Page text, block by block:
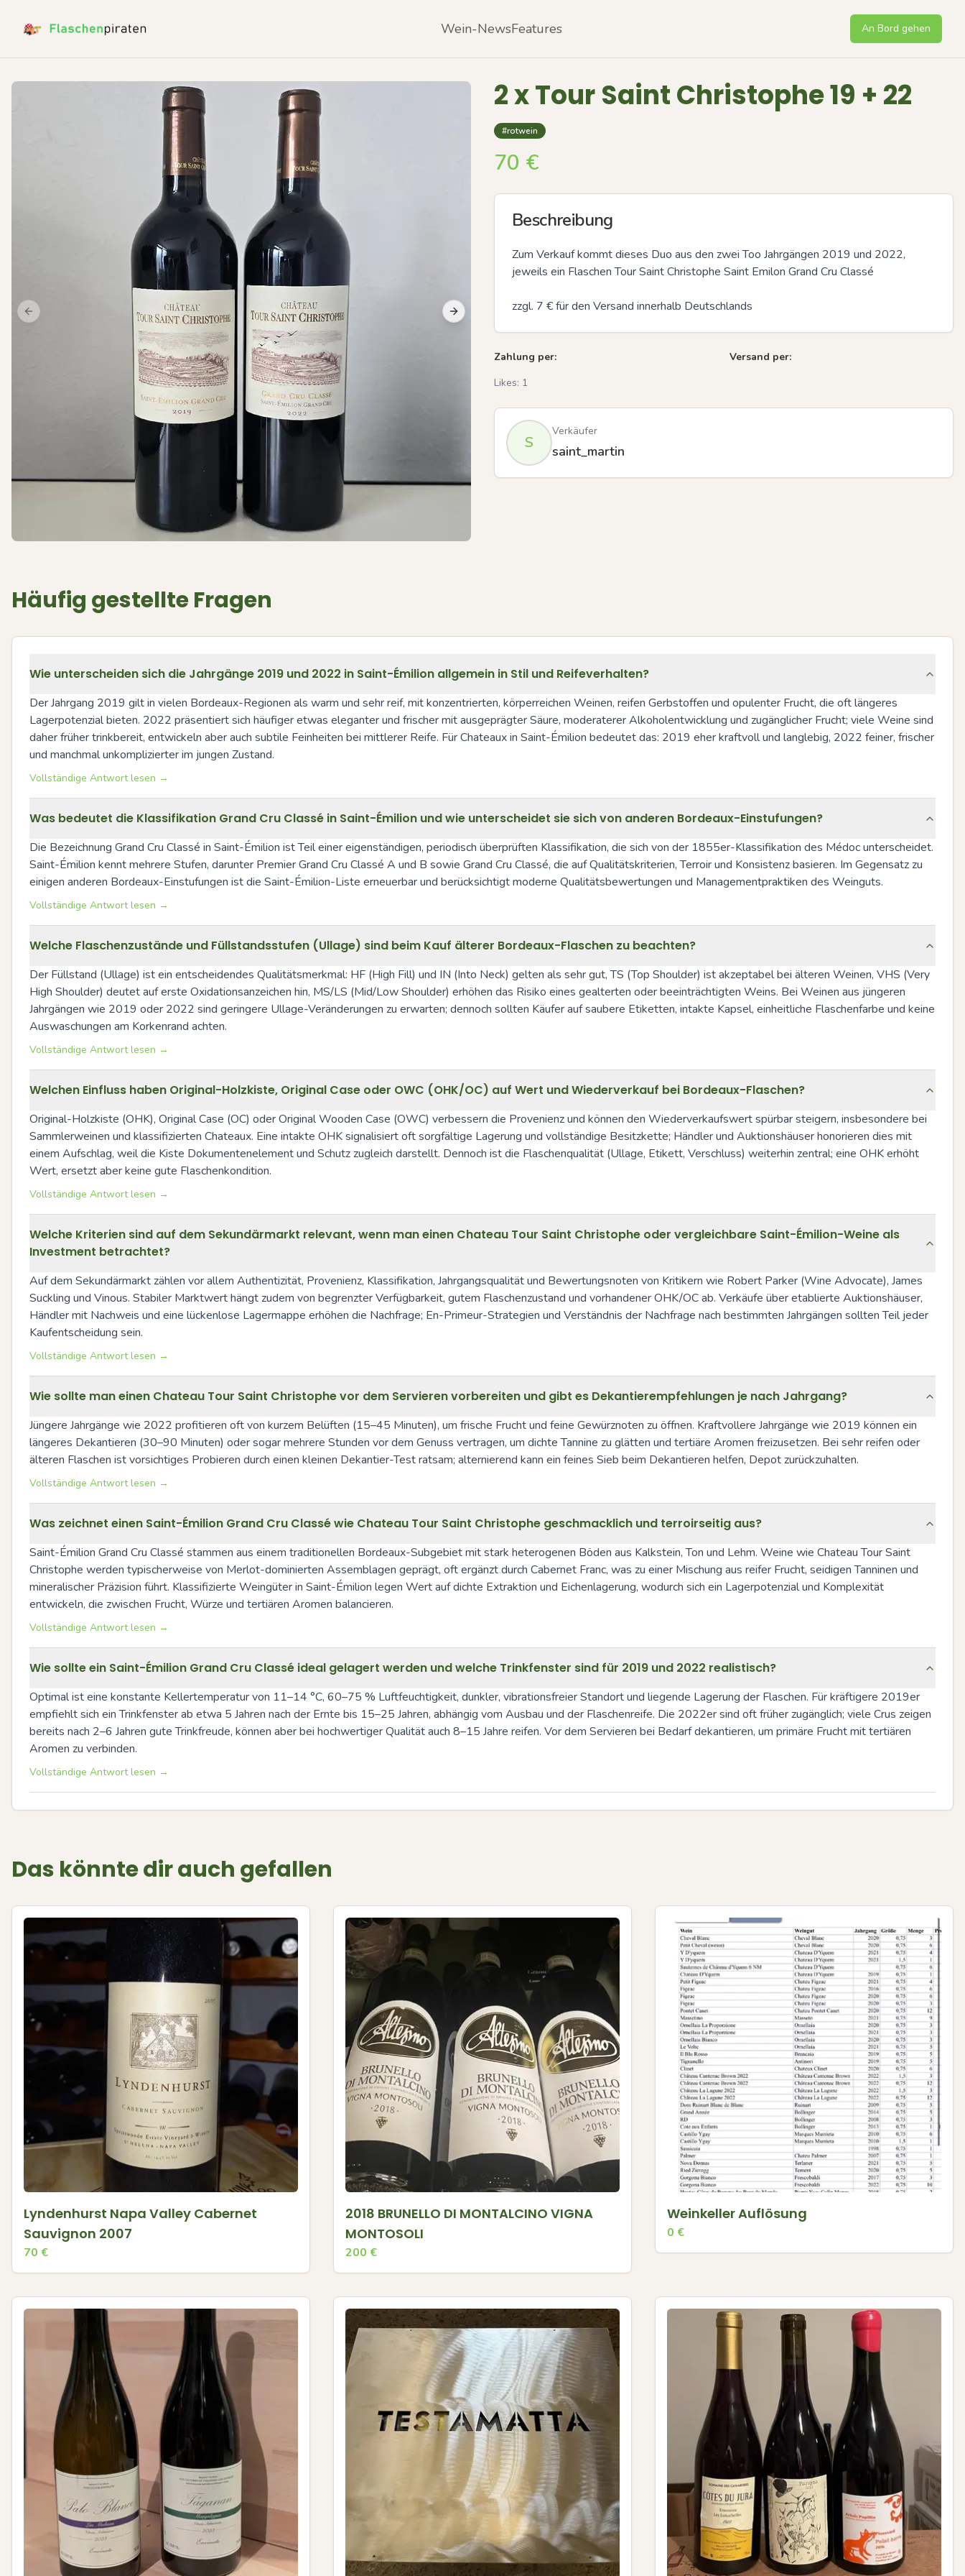
Wein-NewsFeatures An Bord gehen
Previous slide Next slide
2 x Tour Saint Christophe 19 + 22
#rotwein
70 €
Beschreibung
Zum Verkauf kommt dieses Duo aus den zwei Too Jahrgängen 2019 und 2022,
jeweils ein Flaschen Tour Saint Christophe Saint Emilon Grand Cru Classé
zzgl. 7 € für den Versand innerhalb Deutschlands
Zahlung per:
Versand per:
Likes: 1
S
Verkäufer
saint_martin
Häufig gestellte Fragen
Wie unterscheiden sich die Jahrgänge 2019 und 2022 in Saint-Émilion allgemein in Stil und Reifeverhalten?
Der Jahrgang 2019 gilt in vielen Bordeaux-Regionen als warm und sehr reif, mit konzentrierten, körperreichen Weinen, reifen Gerbstoffen und opulenter Frucht, die oft längeres
Lagerpotenzial bieten. 2022 präsentiert sich häufiger etwas eleganter und frischer mit ausgeprägter Säure, moderaterer Alkoholentwicklung und zugänglicher Frucht; viele Weine sind
daher früher trinkbereit, entwickeln aber auch subtile Feinheiten bei mittlerer Reife. Für Chateaux in Saint-Émilion bedeutet das: 2019 eher kraftvoll und langlebig, 2022 feiner, frischer
und manchmal unkomplizierter im jungen Zustand.
Vollständige Antwort lesen →
Was bedeutet die Klassifikation Grand Cru Classé in Saint-Émilion und wie unterscheidet sie sich von anderen Bordeaux-Einstufungen?
Die Bezeichnung Grand Cru Classé in Saint-Émilion ist Teil einer eigenständigen, periodisch überprüften Klassifikation, die sich von der 1855er-Klassifikation des Médoc unterscheidet.
Saint-Émilion kennt mehrere Stufen, darunter Premier Grand Cru Classé A und B sowie Grand Cru Classé, die auf Qualitätskriterien, Terroir und Konsistenz basieren. Im Gegensatz zu
einigen anderen Bordeaux-Einstufungen ist die Saint-Émilion-Liste erneuerbar und berücksichtigt moderne Qualitätsbewertungen und Managementpraktiken des Weinguts.
Vollständige Antwort lesen →
Welche Flaschenzustände und Füllstandsstufen (Ullage) sind beim Kauf älterer Bordeaux-Flaschen zu beachten?
Der Füllstand (Ullage) ist ein entscheidendes Qualitätsmerkmal: HF (High Fill) und IN (Into Neck) gelten als sehr gut, TS (Top Shoulder) ist akzeptabel bei älteren Weinen, VHS (Very
High Shoulder) deutet auf erste Oxidationsanzeichen hin, MS/LS (Mid/Low Shoulder) erhöhen das Risiko eines gealterten oder beeinträchtigten Weins. Bei Weinen aus jüngeren
Jahrgängen wie 2019 oder 2022 sind geringere Ullage-Veränderungen zu erwarten; dennoch sollten Käufer auf saubere Etiketten, intakte Kapsel, einheitliche Flaschenfarbe und keine
Auswaschungen am Korkenrand achten.
Vollständige Antwort lesen →
Welchen Einfluss haben Original-Holzkiste, Original Case oder OWC (OHK/OC) auf Wert und Wiederverkauf bei Bordeaux-Flaschen?
Original-Holzkiste (OHK), Original Case (OC) oder Original Wooden Case (OWC) verbessern die Provenienz und können den Wiederverkaufswert spürbar steigern, insbesondere bei
Sammlerweinen und klassifizierten Chateaux. Eine intakte OHK signalisiert oft sorgfältige Lagerung und vollständige Besitzkette; Händler und Auktionshäuser honorieren dies mit
einem Aufschlag, weil die Kiste Dokumentenelement und Schutz zugleich darstellt. Dennoch ist die Flaschenqualität (Ullage, Etikett, Verschluss) weiterhin zentral; eine OHK erhöht
Wert, ersetzt aber keine gute Flaschenkondition.
Vollständige Antwort lesen →
Welche Kriterien sind auf dem Sekundärmarkt relevant, wenn man einen Chateau Tour Saint Christophe oder vergleichbare Saint-Émilion-Weine als
Investment betrachtet?
Auf dem Sekundärmarkt zählen vor allem Authentizität, Provenienz, Klassifikation, Jahrgangsqualität und Bewertungsnoten von Kritikern wie Robert Parker (Wine Advocate), James
Suckling und Vinous. Stabiler Marktwert hängt zudem von begrenzter Verfügbarkeit, gutem Flaschenzustand und vorhandener OHK/OC ab. Verkäufe über etablierte Auktionshäuser,
Händler mit Nachweis und eine lückenlose Lagermappe erhöhen die Nachfrage; En-Primeur-Strategien und Verständnis der Nachfrage nach bestimmten Jahrgängen sollten Teil jeder
Kaufentscheidung sein.
Vollständige Antwort lesen →
Wie sollte man einen Chateau Tour Saint Christophe vor dem Servieren vorbereiten und gibt es Dekantierempfehlungen je nach Jahrgang?
Jüngere Jahrgänge wie 2022 profitieren oft von kurzem Belüften (15–45 Minuten), um frische Frucht und feine Gewürznoten zu öffnen. Kraftvollere Jahrgänge wie 2019 können ein
längeres Dekantieren (30–90 Minuten) oder sogar mehrere Stunden vor dem Genuss vertragen, um dichte Tannine zu glätten und tertiäre Aromen freizusetzen. Bei sehr reifen oder
älteren Flaschen ist vorsichtiges Probieren durch einen kleinen Dekantier-Test ratsam; alternierend kann ein feines Sieb beim Dekantieren helfen, Depot zurückzuhalten.
Vollständige Antwort lesen →
Was zeichnet einen Saint-Émilion Grand Cru Classé wie Chateau Tour Saint Christophe geschmacklich und terroirseitig aus?
Saint-Émilion Grand Cru Classé stammen aus einem traditionellen Bordeaux-Subgebiet mit stark heterogenen Böden aus Kalkstein, Ton und Lehm. Weine wie Chateau Tour Saint
Christophe werden typischerweise von Merlot-dominierten Assemblagen geprägt, oft ergänzt durch Cabernet Franc, was zu einer Mischung aus reifer Frucht, seidigen Tanninen und
mineralischer Präzision führt. Klassifizierte Weingüter in Saint-Émilion legen Wert auf dichte Extraktion und Eichenlagerung, wodurch sich ein Lagerpotenzial und Komplexität
entwickeln, die zwischen Frucht, Würze und tertiären Aromen balancieren.
Vollständige Antwort lesen →
Wie sollte ein Saint-Émilion Grand Cru Classé ideal gelagert werden und welche Trinkfenster sind für 2019 und 2022 realistisch?
Optimal ist eine konstante Kellertemperatur von 11–14 °C, 60–75 % Luftfeuchtigkeit, dunkler, vibrationsfreier Standort und liegende Lagerung der Flaschen. Für kräftigere 2019er
empfiehlt sich ein Trinkfenster ab etwa 5 Jahren nach der Ernte bis 15–25 Jahren, abhängig vom Ausbau und der Flaschenreife. Die 2022er sind oft früher zugänglich; viele Crus zeigen
bereits nach 2–6 Jahren gute Trinkfreude, können aber bei hochwertiger Qualität auch 8–15 Jahre reifen. Vor dem Servieren bei Bedarf dekantieren, um primäre Frucht mit tertiären
Aromen zu verbinden.
Vollständige Antwort lesen →
Das könnte dir auch gefallen
Lyndenhurst Napa Valley Cabernet
Sauvignon 2007
70 €
2018 BRUNELLO DI MONTALCINO VIGNA
MONTOSOLI
200 €
Weinkeller Auflösung
0 €